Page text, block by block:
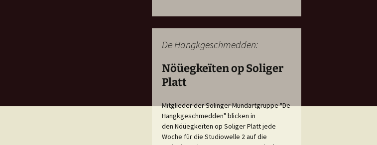
De Hangkgeschmedden:
Nöüegkeïten op Soliger
Platt
Mitglieder der Solinger Mundartgruppe "De
Hangkgeschmedden" blicken in
den Nöüegkeïten op Soliger Platt jede
Woche für die Studiowelle 2 auf die